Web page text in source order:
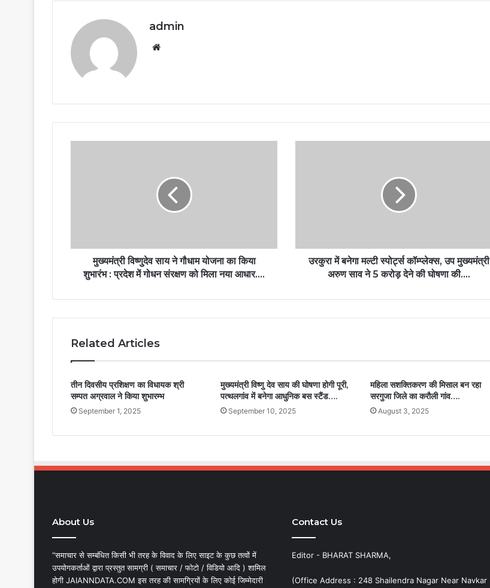
admin
मुख्यमंत्री विष्णुदेव साय ने गौधाम योजना का किया
शुभारंभ : प्रदेश में गोधन संरक्षण को मिला नया आधार….
उरकुरा में बनेगा मल्टी स्पोर्ट्स कॉम्प्लेक्स, उप मुख्यमंत्री
अरुण साव ने 5 करोड़ देने की घोषणा की….
Related Articles
तीन दिवसीय प्रशिक्षण का विधायक श्री
सम्पत अग्रवाल ने किया शुभारम्भ
September 1, 2025
मुख्यमंत्री विष्णु देव साय की घोषणा होगी पूरी,
पत्थलगांव में बनेगा आधुनिक बस स्टैंड….
September 10, 2025
महिला सशक्तिकरण की मिसाल बन रहा
सरगुजा जिले का करौली गांव….
August 3, 2025
About Us
“समाचार से सम्बंधित किसी भी तरह के विवाद के लिए साइट के कुछ तत्वों में
उपयोगकर्ताओं द्वारा प्रस्तुत सामग्री ( समाचार / फोटो / विडियो आदि ) शामिल
होगी JAIANNDATA.COM इस तरह की सामग्रियों के लिए कोई जिम्मेदारी
Contact Us
Editor - BHARAT SHARMA,
(Office Address : 248 Shailendra Nagar Near Navkar